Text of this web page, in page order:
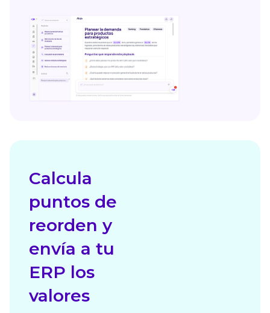
Calcula
puntos de
reorden y
envía a tu
ERP los
valores